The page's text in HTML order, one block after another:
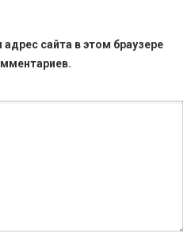
сайта в этом браузере